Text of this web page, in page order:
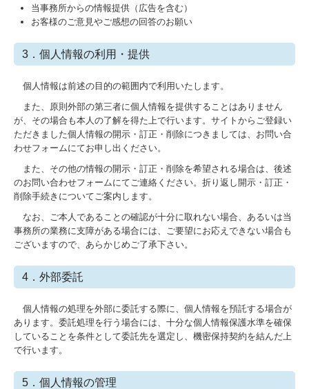
税務トピックス
会計事務所ご利用
お客さまの声
期間限定サービス
無料相談・アプローチ
当事務所からの情報提供（広告を含む）
お客様のご意見やご感想の回答のお願い
3．個人情報の利用・提供
個人情報は前述の目的の範囲内で利用いたします。
また、原則外部の第三者に個人情報を提供することはありません
が、その場合も本人の了解を得た上で行います。サイトからご登録い
ただきました個人情報の開示・訂正・削除につきましては、お問い合
わせフォームにてお申し出ください。
また、その他の情報の開示・訂正・削除を希望される場合は、後述
のお問い合わせフォームにてご連絡ください。折り返し開示・訂正・
削除手続きについてご案内します。
なお、ご本人であることの確認が十分に取れない場合、あるいは当
事務所の業務に支障がある場合には、ご要望にお応えできない場合も
ございますので、あらかじめご了承下さい。
4．外部委託
個人情報の処理を外部に委託する際に、個人情報を預託する場合が
あります。委託処理を行う場合には、十分な個人情報保護水準を確保
していることを条件として委託先を選定し、機密保持契約を結んだ上
で行います。
5．個人情報の管理